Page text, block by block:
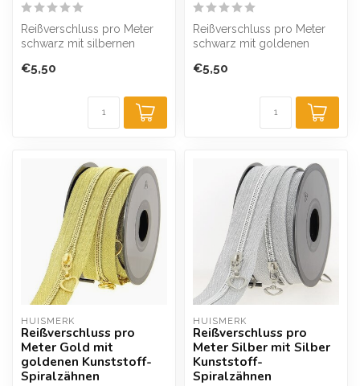
Reißverschluss pro Meter
schwarz mit silbernen
erhältli...
€5,50
Reißverschluss pro Meter
schwarz mit goldenen
erhältlic...
€5,50
HUISMERK
Reißverschluss pro
Meter Gold mit
goldenen Kunststoff-
Spiralzähnen
HUISMERK
Reißverschluss pro
Meter Silber mit Silber
Kunststoff-
Spiralzähnen